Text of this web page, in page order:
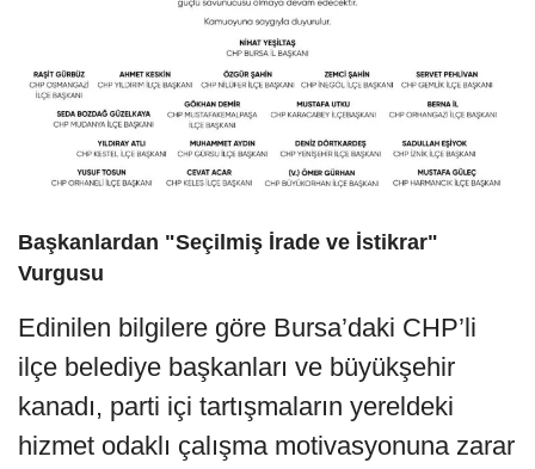
Başkanlardan "Seçilmiş İrade ve İstikrar"
Vurgusu
Edinilen bilgilere göre Bursa’daki CHP’li
ilçe belediye başkanları ve büyükşehir
kanadı, parti içi tartışmaların yereldeki
hizmet odaklı çalışma motivasyonuna zarar